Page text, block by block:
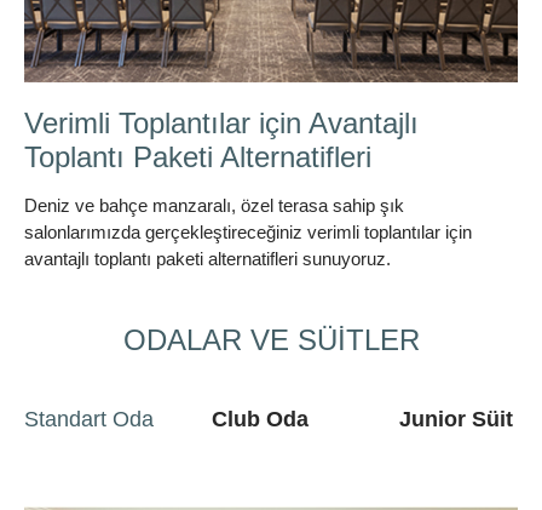
Bisikletle Bölgenin Güzelliklerini
Keşfedin
Bisikletle Bölge güzelliklerini keşfedin
ODALAR VE SÜİTLER
Standart Oda Club Oda Junior Süit